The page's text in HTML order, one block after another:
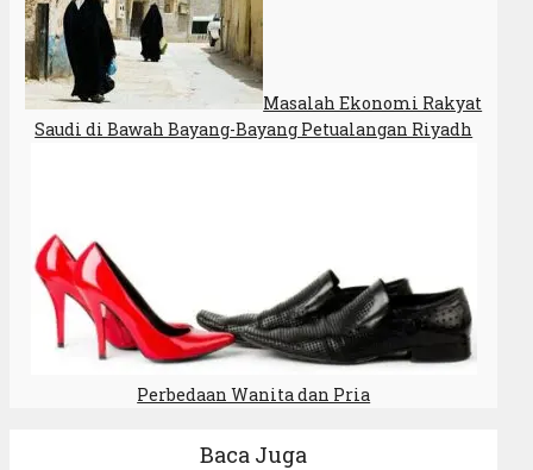
Masalah Ekonomi Rakyat
Saudi di Bawah Bayang-Bayang Petualangan Riyadh
Perbedaan Wanita dan Pria
Baca Juga